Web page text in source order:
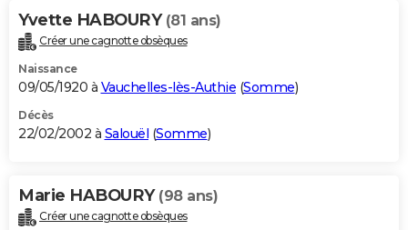
Yvette HABOURY (81 ans)
Créer une cagnotte obsèques
Naissance
09/05/1920 à Vauchelles-lès-Authie (Somme)
Décès
22/02/2002 à Salouël (Somme)
Marie HABOURY (98 ans)
Créer une cagnotte obsèques